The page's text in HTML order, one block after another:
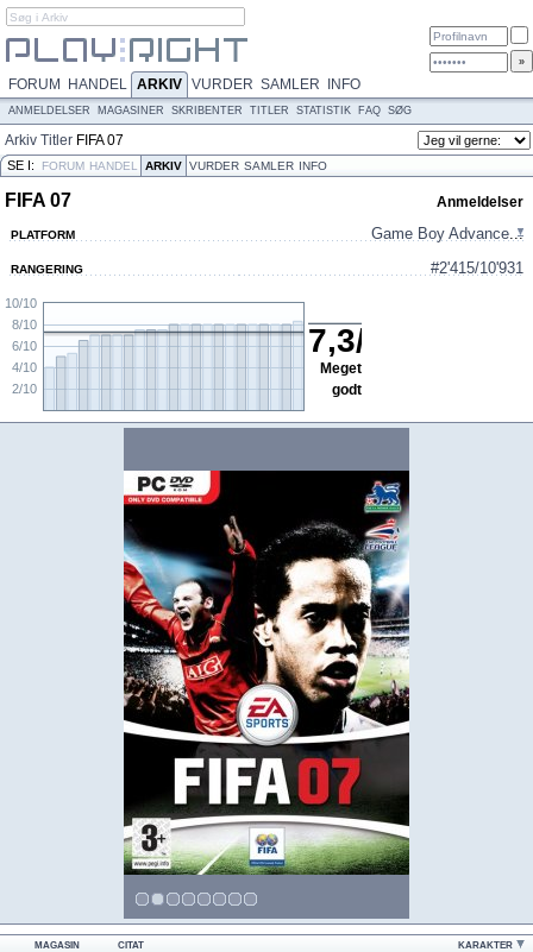
FORUM HANDEL ARKIV VURDER SAMLER INFO
ANMELDELSER MAGASINER SKRIBENTER TITLER STATISTIK FAQ SØG
Arkiv Titler FIFA 07
SE I: FORUM HANDEL ARKIV VURDER SAMLER INFO
FIFA 07 Anmeldelser
PLATFORM Game Boy Advance...
RANGERING #2'415/10'931
2/10
4/10
6/10
8/10
10/10
7,3/
Meget
godt
MAGASIN CITAT KARAKTER